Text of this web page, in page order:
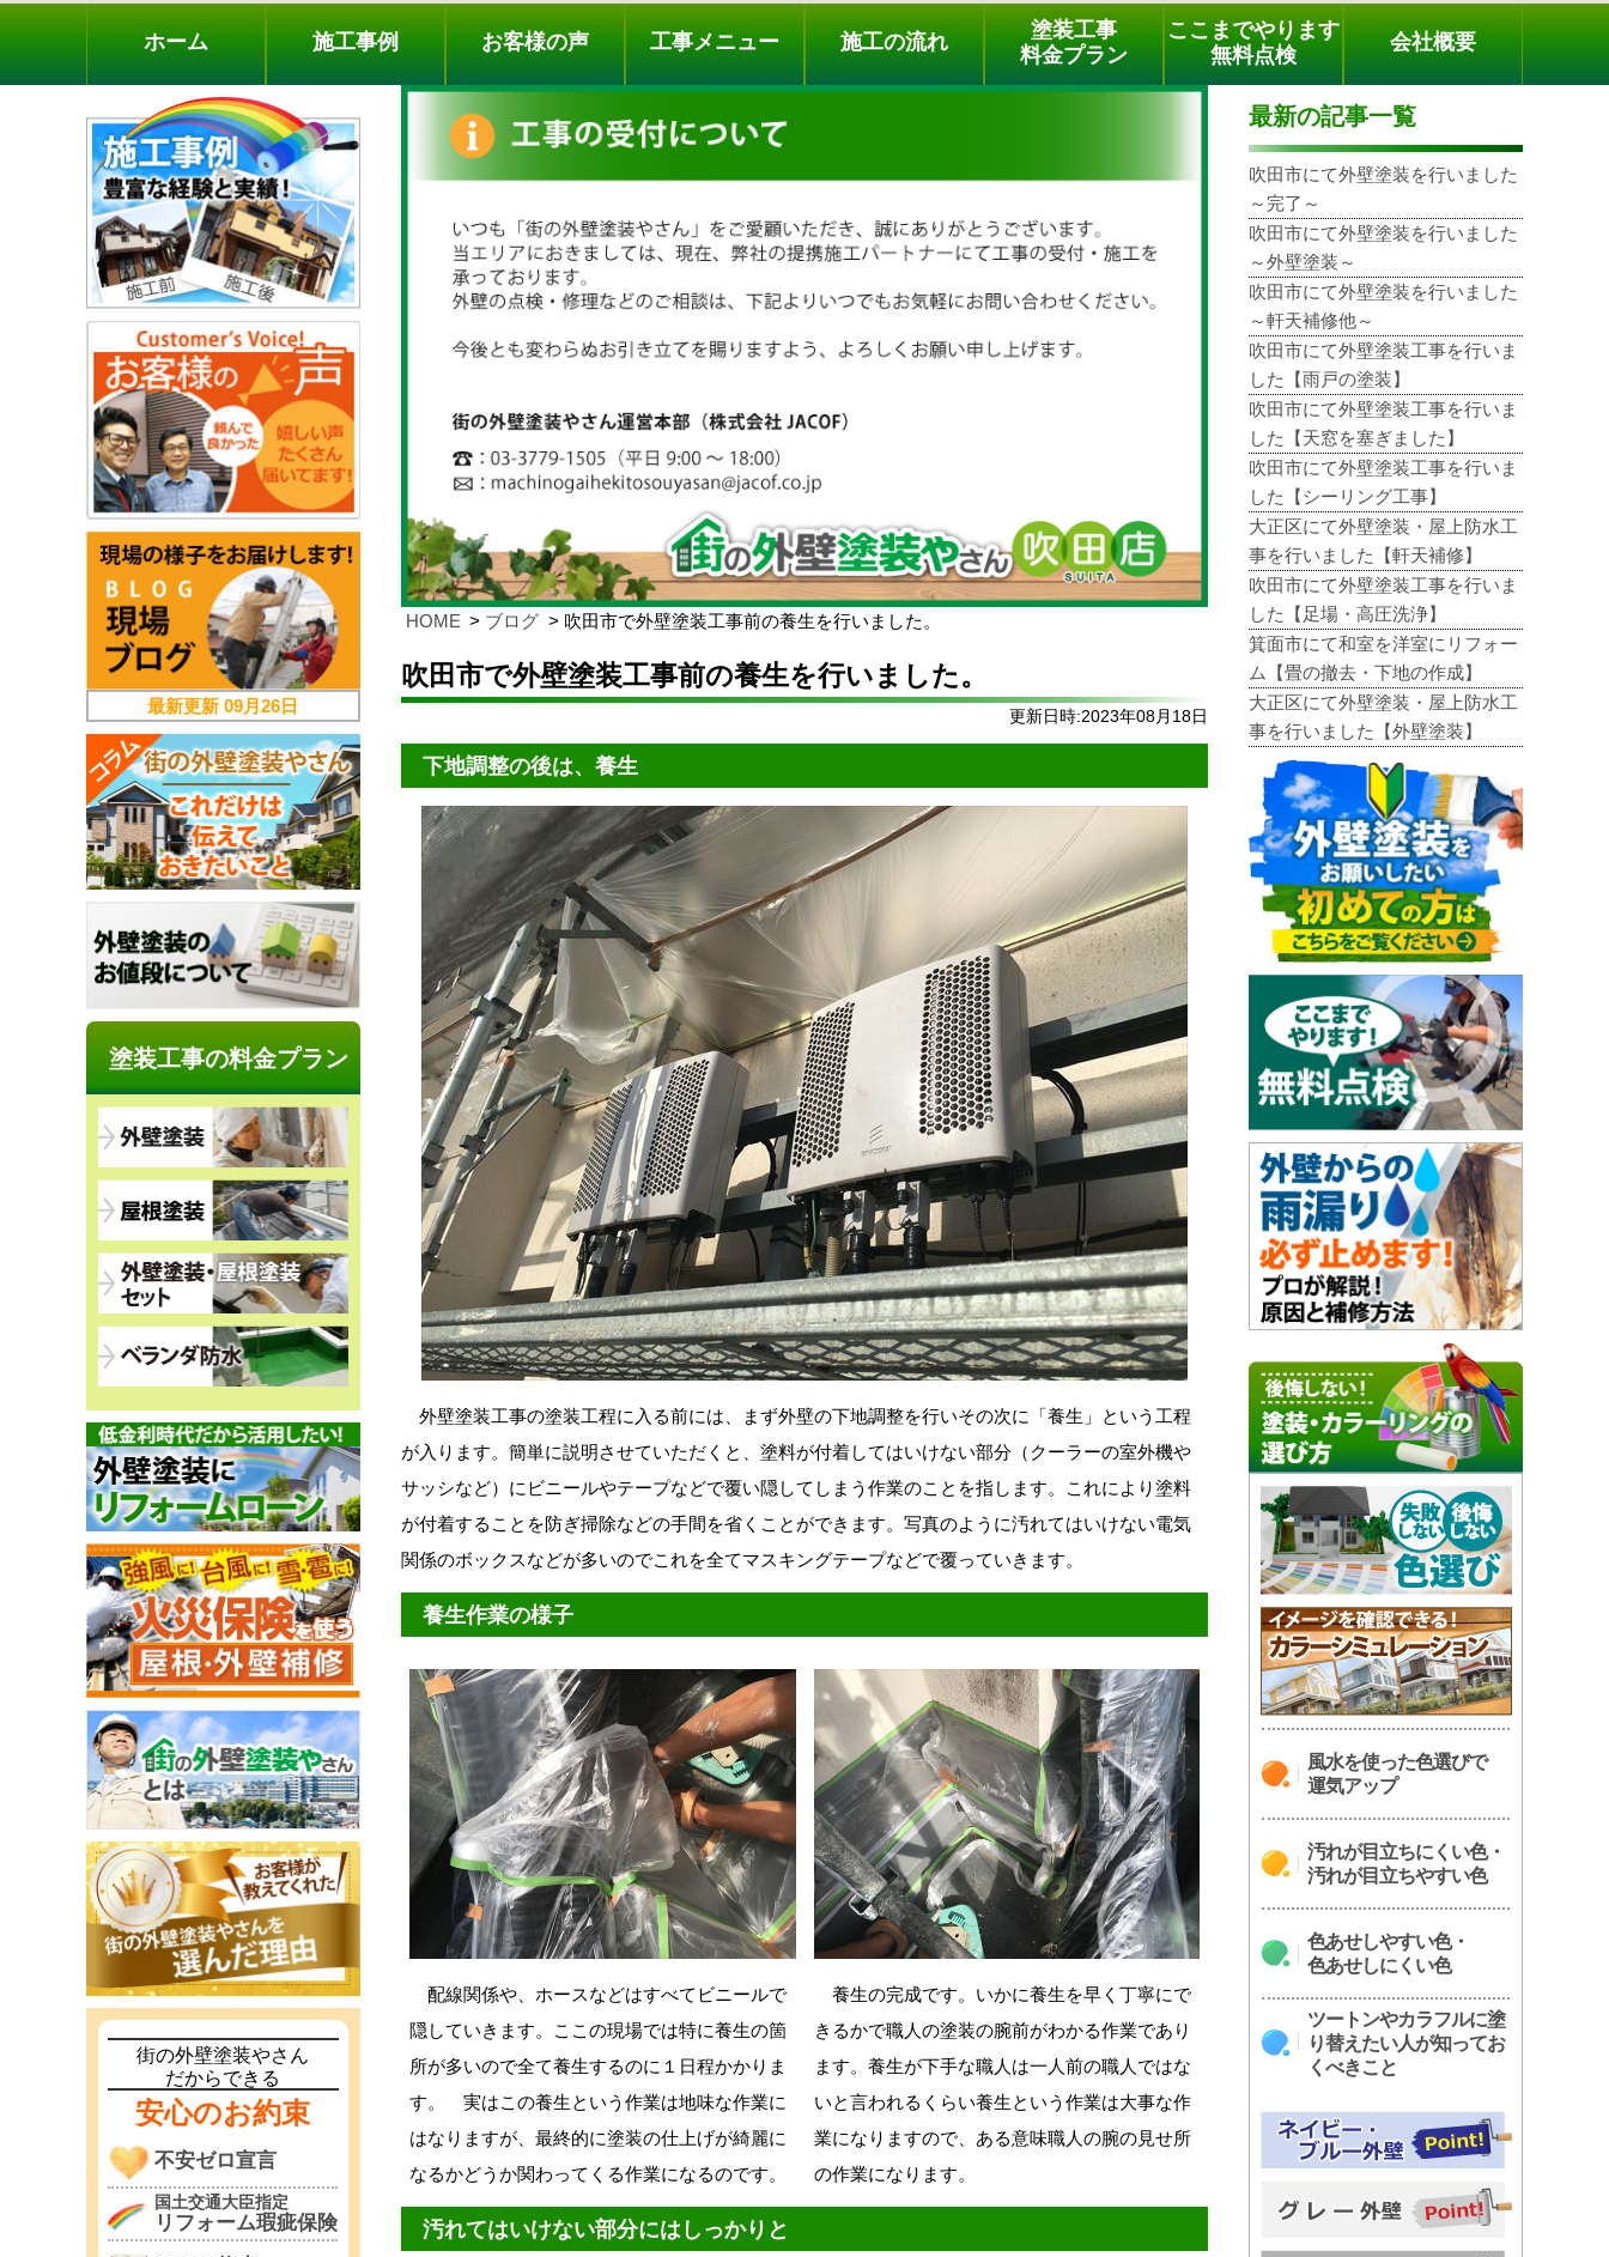
料金プラン 無料点検
電話でのご相談
[9時～18時まで受付中]
phone
ホーム 施工事例 お客様の声 工事メニュー 施工の流れ
塗装工事
料金プラン
ここまでやります
無料点検
会社概要
HOME ブログ 吹田市で外壁塗装工事前の養生を行いました。
吹田市で外壁塗装工事前の養生を行いました。
更新日時:2023年08月18日
下地調整の後は、養生
外壁塗装工事の塗装工程に入る前には、まず外壁の下地調整を行いその次に「養生」という工程
が入ります。簡単に説明させていただくと、塗料が付着してはいけない部分（クーラーの室外機や
サッシなど）にビニールやテープなどで覆い隠してしまう作業のことを指します。これにより塗料
が付着することを防ぎ掃除などの手間を省くことができます。写真のように汚れてはいけない電気
関係のボックスなどが多いのでこれを全てマスキングテープなどで覆っていきます。
養生作業の様子
配線関係や、ホースなどはすべてビニールで
隠していきます。ここの現場では特に養生の箇
所が多いので全て養生するのに１日程かかりま
す。 実はこの養生という作業は地味な作業に
はなりますが、最終的に塗装の仕上げが綺麗に
なるかどうか関わってくる作業になるのです。
養生の完成です。いかに養生を早く丁寧にで
きるかで職人の塗装の腕前がわかる作業であり
ます。養生が下手な職人は一人前の職人ではな
いと言われるくらい養生という作業は大事な作
業になりますので、ある意味職人の腕の見せ所
の作業になります。
汚れてはいけない部分にはしっかりと
最新の記事一覧
吹田市にて外壁塗装を行いました
～完了～
吹田市にて外壁塗装を行いました
～外壁塗装～
吹田市にて外壁塗装を行いました
～軒天補修他～
吹田市にて外壁塗装工事を行いま
した【雨戸の塗装】
吹田市にて外壁塗装工事を行いま
した【天窓を塞ぎました】
吹田市にて外壁塗装工事を行いま
した【シーリング工事】
大正区にて外壁塗装・屋上防水工
事を行いました【軒天補修】
吹田市にて外壁塗装工事を行いま
した【足場・高圧洗浄】
箕面市にて和室を洋室にリフォー
ム【畳の撤去・下地の作成】
大正区にて外壁塗装・屋上防水工
事を行いました【外壁塗装】
風水を使った色選びで
運気アップ
汚れが目立ちにくい色・
汚れが目立ちやすい色
色あせしやすい色・
色あせしにくい色
ツートンやカラフルに塗
り替えたい人が知ってお
くべきこと
最新更新09月26日
塗装工事の料金プラン
街の外壁塗装やさん
だからできる
安心のお約束
不安ゼロ宣言
国土交通大臣指定
リフォーム瑕疵保険